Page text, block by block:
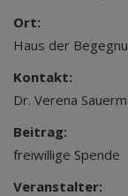
Ort:
Haus der
Kontakt:
Dr. Verena
Beitrag:
freiwillige Spende
Veranstalter: